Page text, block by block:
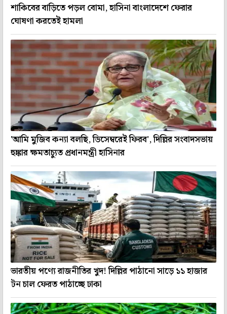
শাকিবের বাড়িতে পড়ল বোমা, হাসিনা বাংলাদেশে ফেরার
ঘোষণা করতেই হামলা
'আমি মুজিব কন্যা বলছি, ডিসেম্বরেই ফিরব', দিল্লির সংবাদসভায়
হুঙ্কার ক্ষমতাচ্যুত প্রধানমন্ত্রী হাসিনার
ভারতীয় পণ্যে রাজনীতির খুদ! দিল্লির পাঠানো সাড়ে ১১ হাজার
টন চাল ফেরত পাঠাচ্ছে ঢাকা